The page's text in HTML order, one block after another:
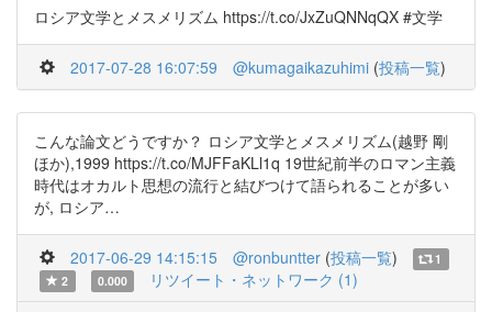
ロシア文学とメスメリズム https://t.co/JxZuQNNqQX #文学
2017-07-28 16:07:59 @kumagaikazuhimi (投稿一覧)
こんな論文どうですか？ ロシア文学とメスメリズム(越野 剛
ほか),1999 https://t.co/MJFFaKLl1q 19世紀前半のロマン主義
時代はオカルト思想の流行と結びつけて語られることが多い
が, ロシア…
2017-06-29 14:15:15 @ronbuntter (投稿一覧)
1
2
0.000 リツイート・ネットワーク (1)